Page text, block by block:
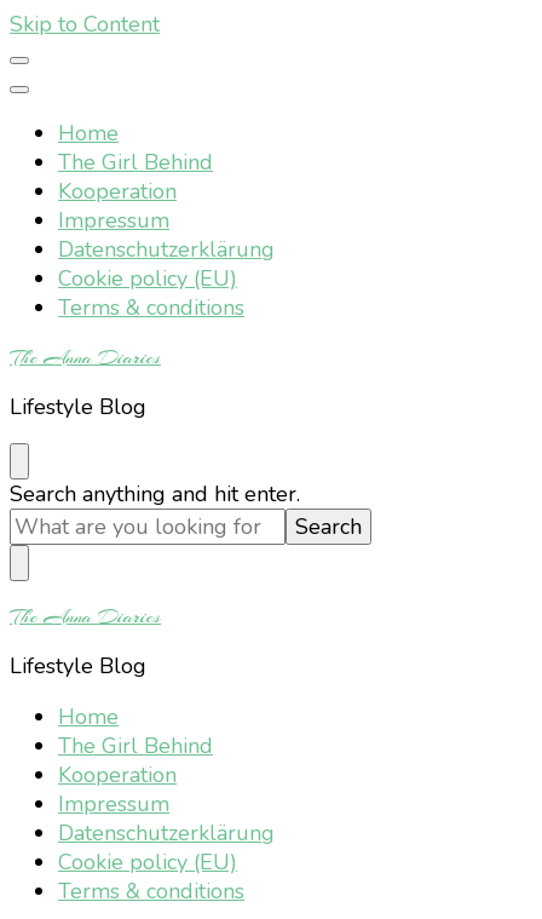
Skip to Content
Home
The Girl Behind
Kooperation
Impressum
Datenschutzerklärung
Cookie policy (EU)
Terms & conditions
The Anna Diaries
Lifestyle Blog
Looking
for
Something?
Search anything and hit enter.
The Anna Diaries
Lifestyle Blog
Home
The Girl Behind
Kooperation
Impressum
Datenschutzerklärung
Cookie policy (EU)
Terms & conditions